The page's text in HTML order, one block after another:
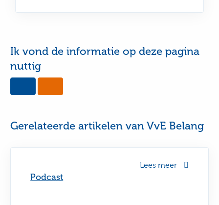
Ik vond de informatie op deze pagina
nuttig
this
this
useful
Gerelateerde artikelen van VvE Belang
Podcast
Lees meer